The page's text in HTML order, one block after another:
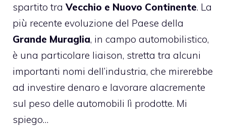
spartito traVecchio e Nuovo Continente. La
più recente evoluzione del Paese della
Grande Muraglia, in campo automobilistico,
è una particolare liaison, stretta tra alcuni
importanti nomi dell’industria, che mirerebbe
ad investire denaro e lavorare alacremente
sul peso delle automobili lì prodotte. Mi
spiego…